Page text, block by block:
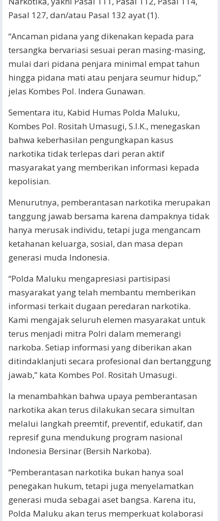
Pasal 127, dan/atau Pasal 132 ayat (1).
“Ancaman pidana yang dikenakan kepada para
tersangka bervariasi sesuai peran masing-masing,
mulai dari pidana penjara minimal empat tahun
hingga pidana mati atau penjara seumur hidup,”
jelas Kombes Pol. Indera Gunawan.
Sementara itu, Kabid Humas Polda Maluku,
Kombes Pol. Rositah Umasugi, S.I.K., menegaskan
bahwa keberhasilan pengungkapan kasus
narkotika tidak terlepas dari peran aktif
masyarakat yang memberikan informasi kepada
kepolisian.
Menurutnya, pemberantasan narkotika merupakan
tanggung jawab bersama karena dampaknya tidak
hanya merusak individu, tetapi juga mengancam
ketahanan keluarga, sosial, dan masa depan
generasi muda Indonesia.
“Polda Maluku mengapresiasi partisipasi
masyarakat yang telah membantu memberikan
informasi terkait dugaan peredaran narkotika.
Kami mengajak seluruh elemen masyarakat untuk
terus menjadi mitra Polri dalam memerangi
narkoba. Setiap informasi yang diberikan akan
ditindaklanjuti secara profesional dan bertanggung
jawab,” kata Kombes Pol. Rositah Umasugi.
Ia menambahkan bahwa upaya pemberantasan
narkotika akan terus dilakukan secara simultan
melalui langkah preemtif, preventif, edukatif, dan
represif guna mendukung program nasional
Indonesia Bersinar (Bersih Narkoba).
“Pemberantasan narkotika bukan hanya soal
penegakan hukum, tetapi juga menyelamatkan
generasi muda sebagai aset bangsa. Karena itu,
Polda Maluku akan terus memperkuat kolaborasi